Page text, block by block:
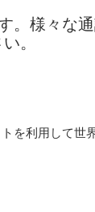
。様々な
。
を利用して世